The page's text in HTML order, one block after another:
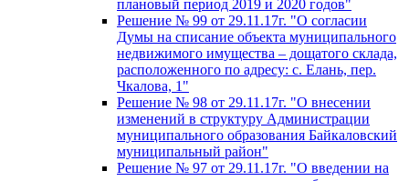
плановый период 2019 и 2020 годов"
Решение № 99 от 29.11.17г. "О согласии
Думы на списание объекта муниципального
недвижимого имущества – дощатого склада,
расположенного по адресу: с. Елань, пер.
Чкалова, 1"
Решение № 98 от 29.11.17г. "О внесении
изменений в структуру Администрации
муниципального образования Байкаловский
муниципальный район"
Решение № 97 от 29.11.17г. "О введении на